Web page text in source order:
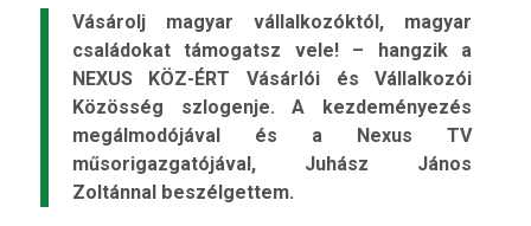
Vásárolj magyar vállalkozóktól, magyar
családokat támogatsz vele! – hangzik a
NEXUS KÖZ-ÉRT Vásárlói és Vállalkozói
Közösség szlogenje. A kezdeményezés
megálmodójával és a Nexus TV
műsorigazgatójával, Juhász János
Zoltánnal beszélgettem.